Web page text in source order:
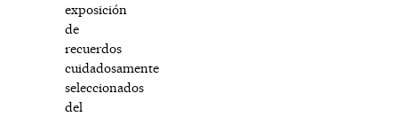
exposición
de
recuerdos
cuidadosamente
seleccionados
del